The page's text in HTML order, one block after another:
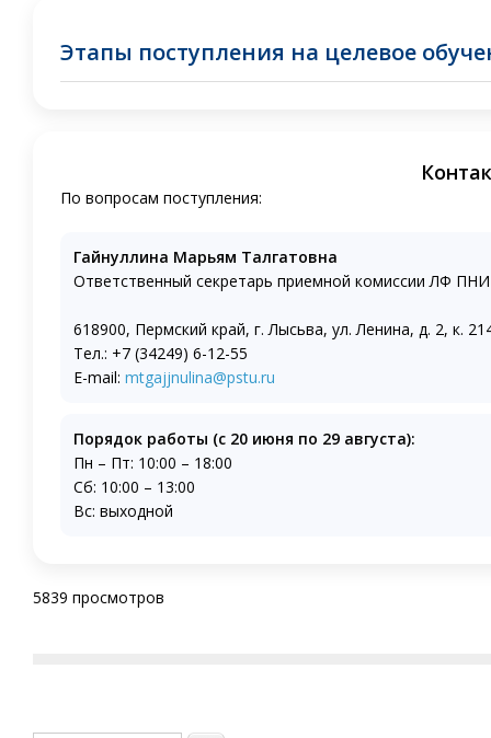
Этапы поступления на целевое
Важно:
По вопросам поступления:
Гайнуллина Марьям Талгатовна
Ответственный секретарь приемной комиссии ЛФ
618900, Пермский край, г. Лысьва, ул. Ленина, д. 2, к.
Тел.: +7 (34249) 6-12-55
E-mail: mtgajjnulina@pstu.ru
Порядок работы (с 20 июня по 29 августа):
Пн – Пт: 10:00 – 18:00
Сб: 10:00 – 13:00
Вс: выходной
5839 просмотров